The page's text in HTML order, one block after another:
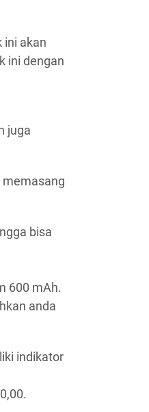
ini akan
ini dengan
juga
memasang
bisa
600 mAh.
anda
indikator